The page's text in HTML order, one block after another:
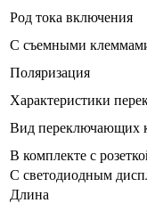
Род тока включения
С съемными
Поляризация
Характеристики
Вид переключающих
В комплекте с
С светодиодным
Длина